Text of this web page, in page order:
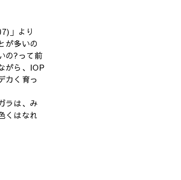
」より
が多いの
の?って前
がら、IOP
カく育っ
ラは、み
くはなれ